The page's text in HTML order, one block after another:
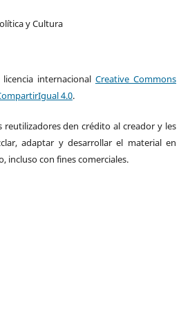
y Cultura
internacional Creative Commons
4.0.
reutilizadores den crédito al creador y les
adaptar y desarrollar el material en
incluso con fines comerciales.